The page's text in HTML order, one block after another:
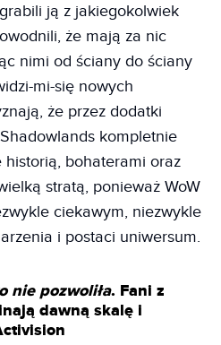
ją z jakiegokolwiek
że mają za nic
nimi od ściany do ściany
mi-się nowych
że przez dodatki
kompletnie
bohaterami oraz
stratą, ponieważ WoW
ciekawym, niezwykle
i postaci uniwersum.
nie pozwoliła. Fani z
dawną skalę i